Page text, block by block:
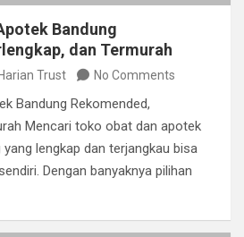
Bandung
dan Termurah
Trust No Comments
Bandung Rekomended,
Mencari toko obat dan apotek
lengkap dan terjangkau bisa
Dengan banyaknya pilihan